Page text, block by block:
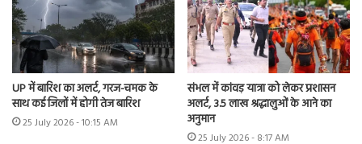
UP में बारिश का अलर्ट, गरज-चमक के
साथ कई जिलों में होगी तेज बारिश
25 July 2026 - 10:15 AM
संभल में कांवड़ यात्रा को लेकर प्रशासन
अलर्ट, 3.5 लाख श्रद्धालुओं के आने का
अनुमान
25 July 2026 - 8:17 AM